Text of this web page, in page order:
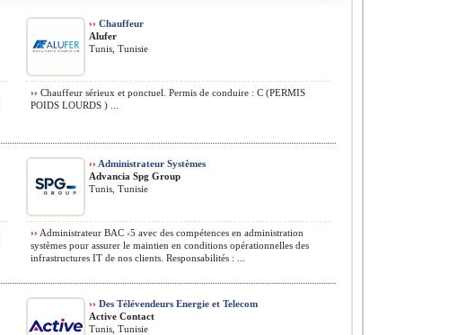
›› Chauffeur
Alufer
Tunis, Tunisie
›› Chauffeur sérieux et ponctuel. Permis de conduire : C (PERMIS
POIDS LOURDS ) ...
›› Administrateur Systèmes
Advancia Spg Group
Tunis, Tunisie
›› Administrateur BAC ›5 avec des compétences en administration
systèmes pour assurer le maintien en conditions opérationnelles des
infrastructures IT de nos clients. Responsabilités : ...
›› Des Télévendeurs Energie et Telecom
Active Contact
Tunis, Tunisie